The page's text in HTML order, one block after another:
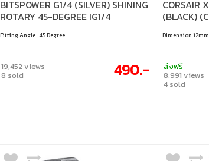
BITSPOWER G1/4 (SILVER) SHINING
ROTARY 45-DEGREE IG1/4
Fitting Angle : 45 Degree
19,452 views
8 sold 490.-
CORSAIR
(BLACK)
Dimension 12mm
ส่งฟรี
8,991 views
4 sold